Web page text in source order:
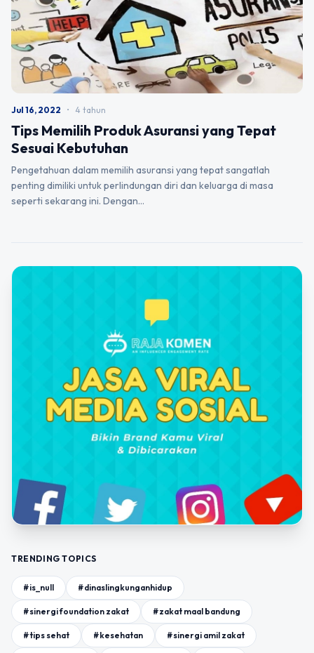
Jul 16, 2022 • 4 tahun
Tips Memilih Produk Asuransi yang Tepat
Sesuai Kebutuhan
Pengetahuan dalam memilih asuransi yang tepat sangatlah
penting dimiliki untuk perlindungan diri dan keluarga di masa
seperti sekarang ini. Dengan…
TRENDING TOPICS
#is_null #dinaslingkunganhidup
#sinergi foundation zakat #zakat maal bandung
#tips sehat #kesehatan #sinergi amil zakat